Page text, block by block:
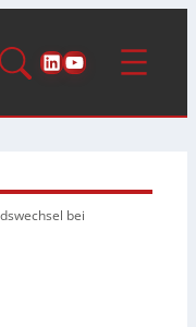
LinkedIn
YouTube
bei